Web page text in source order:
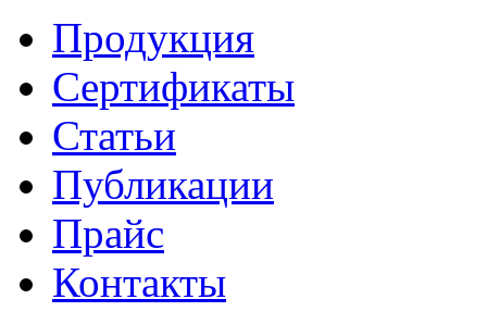
Продукция
Сертификаты
Статьи
Публикации
Прайс
Контакты